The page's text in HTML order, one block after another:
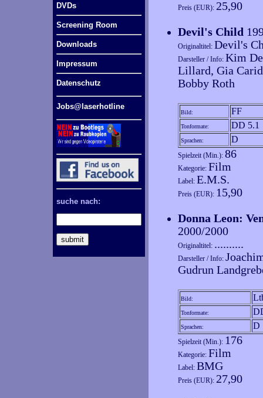
DVDs
Screening Room
Downloads
Impressum
Datenschutz
Jobs@laserhotline
suche nach:
Preis (EUR): 25,90
Devil's Child
Originaltitel: Devil's
Darsteller / Info: Kim
Lillard, Gia
Bobby Roth
Bild: FF
Tonformate: DD 5.1
Sprachen: D
Spielzeit (Min.): 86
Kategorie: Film
Label: E.M.S.
Preis (EUR): 15,90
Donna Leon:
2000/2000
Originaltitel: ..........
Darsteller / Info:
Gudrun
Bild:
Tonformate:
Sprachen: D
Spielzeit (Min.): 176
Kategorie: Film
Label: BMG
Preis (EUR): 27,90